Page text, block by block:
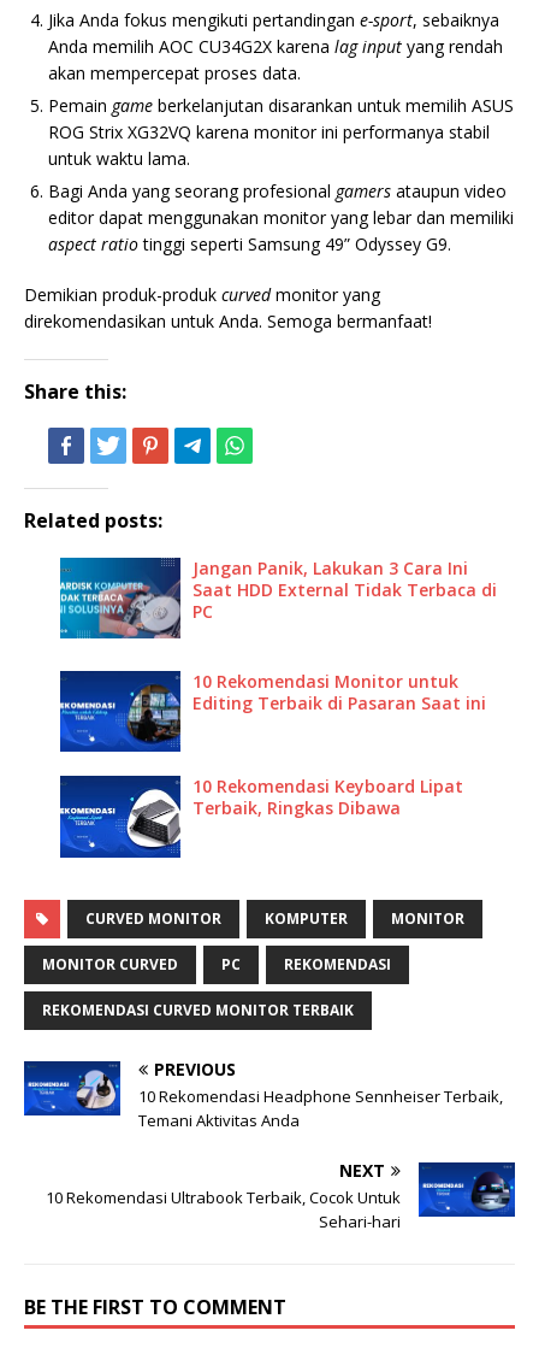
Jika Anda fokus mengikuti pertandingan e-sport, sebaiknya
Anda memilih AOC CU34G2X karena lag input yang rendah
akan mempercepat proses data.
Pemain game berkelanjutan disarankan untuk memilih ASUS
ROG Strix XG32VQ karena monitor ini performanya stabil
untuk waktu lama.
Bagi Anda yang seorang profesional gamers ataupun video
editor dapat menggunakan monitor yang lebar dan memiliki
aspect ratiotinggi seperti Samsung 49” Odyssey G9.
Demikian produk-produk curvedmonitor yang
direkomendasikan untuk Anda. Semoga bermanfaat!
Share this:
Related posts:
Jangan Panik, Lakukan 3 Cara Ini
Saat HDD External Tidak Terbaca di
PC
10 Rekomendasi Monitor untuk
Editing Terbaik di Pasaran Saat ini
10 Rekomendasi Keyboard Lipat
Terbaik, Ringkas Dibawa
CURVED MONITOR KOMPUTER MONITOR
MONITOR CURVED PC REKOMENDASI
REKOMENDASI CURVED MONITOR TERBAIK
PREVIOUS
10 Rekomendasi Headphone Sennheiser Terbaik,
Temani Aktivitas Anda
NEXT
10 Rekomendasi Ultrabook Terbaik, Cocok Untuk
Sehari-hari
BE THE FIRST TO COMMENT